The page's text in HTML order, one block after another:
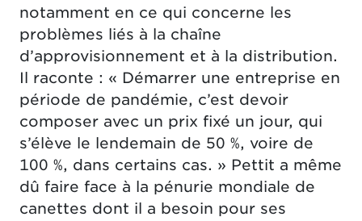
notamment en ce qui concerne les
problèmes liés à la chaîne
d’approvisionnement et à la distribution.
Il raconte : « Démarrer une entreprise en
période de pandémie, c’est devoir
composer avec un prix fixé un jour, qui
s’élève le lendemain de 50 %, voire de
100 %, dans certains cas. » Pettit a même
dû faire face à la pénurie mondiale de
canettes dont il a besoin pour ses